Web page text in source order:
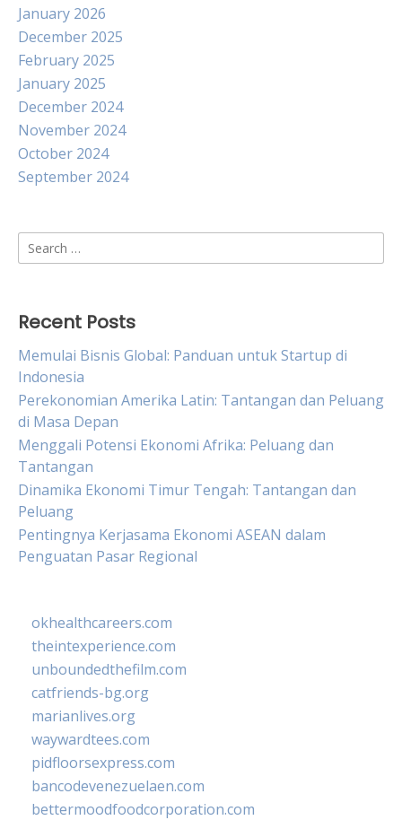
January 2026
December 2025
February 2025
January 2025
December 2024
November 2024
October 2024
September 2024
Search
for:
Recent Posts
Memulai Bisnis Global: Panduan untuk Startup di
Indonesia
Perekonomian Amerika Latin: Tantangan dan Peluang
di Masa Depan
Menggali Potensi Ekonomi Afrika: Peluang dan
Tantangan
Dinamika Ekonomi Timur Tengah: Tantangan dan
Peluang
Pentingnya Kerjasama Ekonomi ASEAN dalam
Penguatan Pasar Regional
okhealthcareers.com
theintexperience.com
unboundedthefilm.com
catfriends-bg.org
marianlives.org
waywardtees.com
pidfloorsexpress.com
bancodevenezuelaen.com
bettermoodfoodcorporation.com